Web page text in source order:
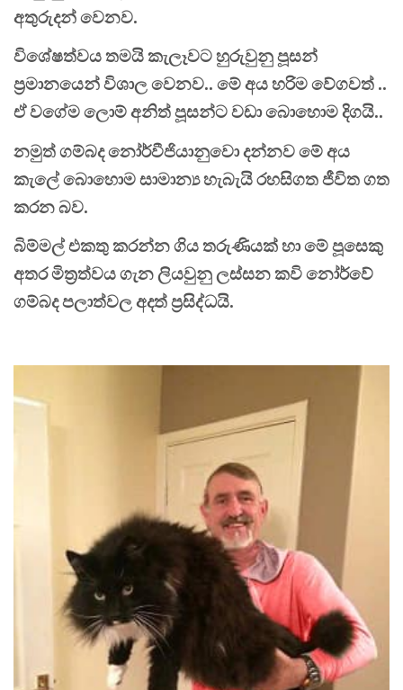
අතුරුදන් වෙනව.
විශේෂත්වය තමයි කැලෑවට හුරුවුනු පූසන්
ප්‍රමානයෙන් විශාල වෙනව.. මේ අය හරිම වේගවත් ..
ඒ වගේම ලොම් අනිත් පූසන්ට වඩා බොහොම දිගයි..
නමුත් ගම්බද නෝර්වීජියානුවො දන්නව මේ අය
කැලේ බොහොම සාමාන්‍ය හැබැයි රහසිගත ජීවිත ගත
කරන බව.
බිම්මල් එකතු කරන්න ගිය තරුණියක් හා මේ පූසෙකු
අතර මිත්‍රත්වය ගැන ලියවුනු ලස්සන කවි නෝර්වේ
ගම්බද පලාත්වල අදත් ප්‍රසිද්ධයි.